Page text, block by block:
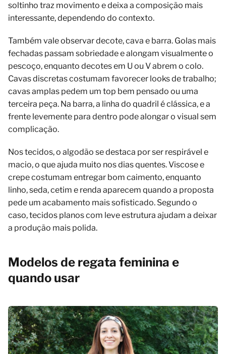
soltinho traz movimento e deixa a composição mais
interessante, dependendo do contexto.
Também vale observar decote, cava e barra. Golas mais
fechadas passam sobriedade e alongam visualmente o
pescoço, enquanto decotes em U ou V abrem o colo.
Cavas discretas costumam favorecer looks de trabalho;
cavas amplas pedem um top bem pensado ou uma
terceira peça. Na barra, a linha do quadril é clássica, e a
frente levemente para dentro pode alongar o visual sem
complicação.
Nos tecidos, o algodão se destaca por ser respirável e
macio, o que ajuda muito nos dias quentes. Viscose e
crepe costumam entregar bom caimento, enquanto
linho, seda, cetim e renda aparecem quando a proposta
pede um acabamento mais sofisticado. Segundo o
caso, tecidos planos com leve estrutura ajudam a deixar
a produção mais polida.
Modelos de regata feminina e
quando usar